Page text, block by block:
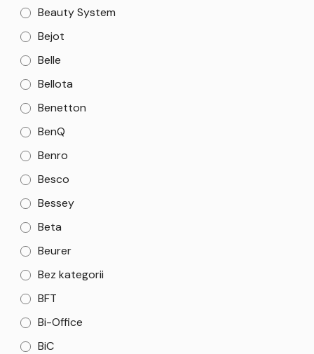
Beauty System
Bejot
Belle
Bellota
Benetton
BenQ
Benro
Besco
Bessey
Beta
Beurer
Bez kategorii
BFT
Bi-Office
BiC